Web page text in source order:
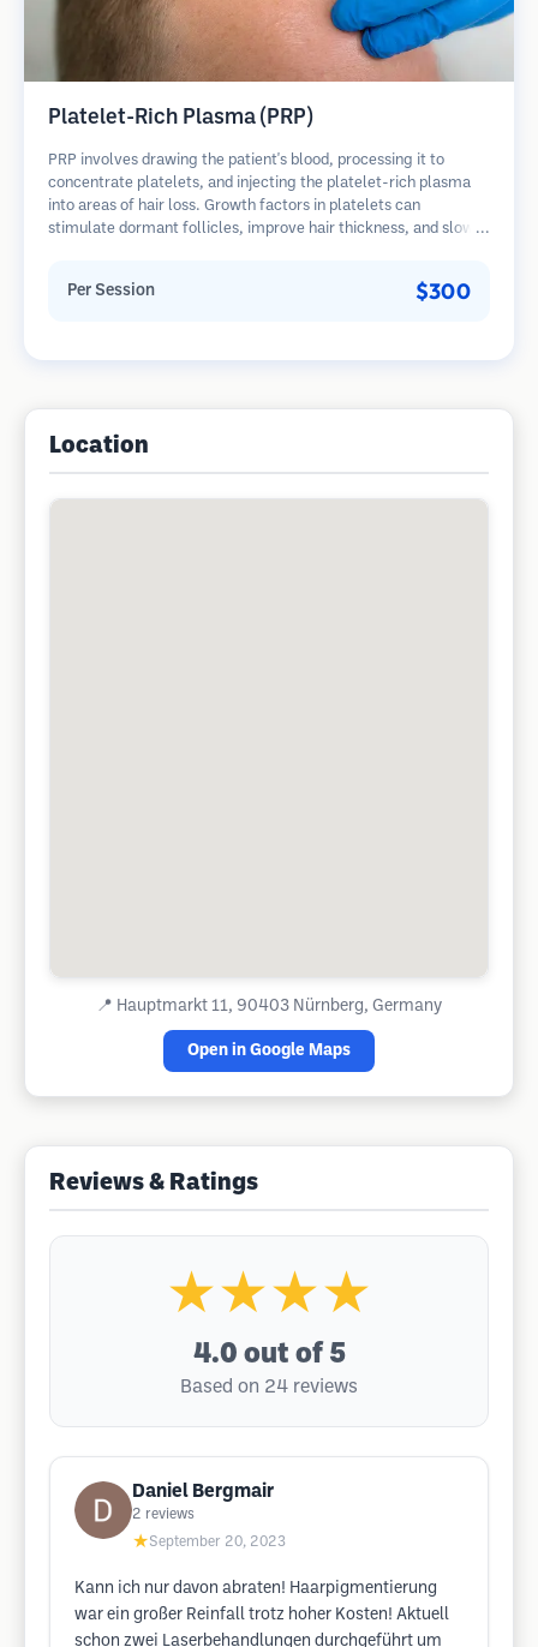
Platelet-Rich Plasma (PRP)
PRP involves drawing the patient's blood, processing it to
concentrate platelets, and injecting the platelet-rich plasma
into areas of hair loss. Growth factors in platelets can
stimulate dormant follicles, improve hair thickness, and slow
Per Session $300
Location
📍 Hauptmarkt 11, 90403 Nürnberg, Germany
Open in Google Maps
Reviews & Ratings
★★★★
4.0 out of 5
Based on 24 reviews
Daniel Bergmair
2 reviews
★September 20, 2023
Kann ich nur davon abraten! Haarpigmentierung
war ein großer Reinfall trotz hoher Kosten! Aktuell
schon zwei Laserbehandlungen durchgeführt um